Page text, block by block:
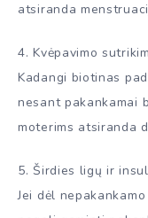
atsiranda
4. Kvėpavimo
Kadangi biotinas
nesant pakankamai
moterims atsiranda
5. Širdies ligų ir
Jei dėl